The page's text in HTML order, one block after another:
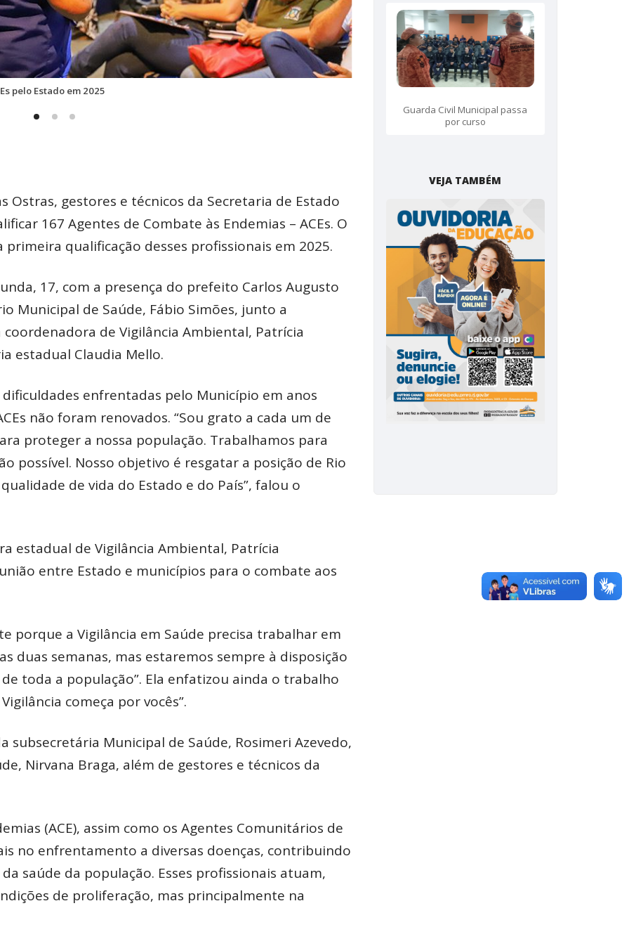
pelo Estado em 2025
Ostras, gestores e técnicos da Secretaria de Estado
167 Agentes de Combate às Endemias – ACEs. O
qualificação desses profissionais em 2025.
17, com a presença do prefeito Carlos Augusto
Municipal de Saúde, Fábio Simões, junto a
de Vigilância Ambiental, Patrícia
estadual Claudia Mello.
enfrentadas pelo Município em anos
não foram renovados. “Sou grato a cada um de
proteger a nossa população. Trabalhamos para
possível. Nosso objetivo é resgatar a posição de Rio
de vida do Estado e do País”, falou o
estadual de Vigilância Ambiental, Patrícia
entre Estado e municípios para o combate aos
porque a Vigilância em Saúde precisa trabalhar em
duas semanas, mas estaremos sempre à disposição
toda a população”. Ela enfatizou ainda o trabalho
começa por vocês”.
subsecretária Municipal de Saúde, Rosimeri Azevedo,
Nirvana Braga, além de gestores e técnicos da
(ACE), assim como os Agentes Comunitários de
no enfrentamento a diversas doenças, contribuindo
saúde da população. Esses profissionais atuam,
de proliferação, mas principalmente na
Guarda Civil Municipal passa
por curso
VEJA TAMBÉM